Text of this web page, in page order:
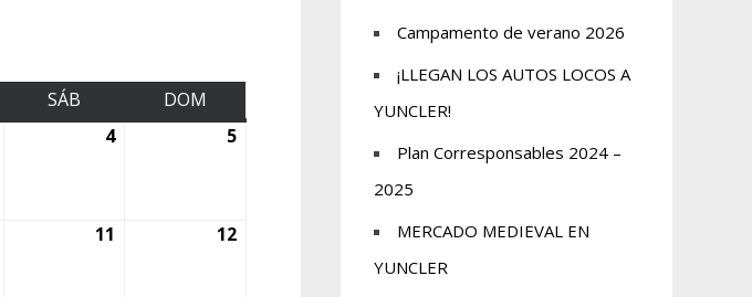
SÁB
DOM
4 5
11 12
Campamento de verano 2026
¡LLEGAN LOS AUTOS LOCOS A
YUNCLER!
Plan Corresponsables 2024 –
2025
MERCADO MEDIEVAL EN
YUNCLER